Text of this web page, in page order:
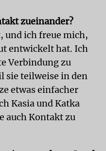
zueinander?
und ich freue mich,
entwickelt hat. Ich
Verbindung zu
sie teilweise in den
etwas einfacher
Kasia und Katka
auch Kontakt zu